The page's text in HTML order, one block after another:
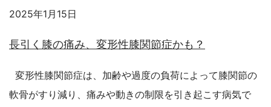
2025年1月15日
長引く膝の痛み、変形性膝関節症かも？
変形性膝関節症は、加齢や過度の負荷によって膝関節の
軟骨がすり減り、痛みや動きの制限を引き起こす病気で